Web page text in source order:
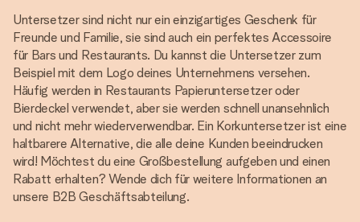
Untersetzer sind nicht nur ein einzigartiges Geschenk für
Freunde und Familie, sie sind auch ein perfektes Accessoire
für Bars und Restaurants. Du kannst die Untersetzer zum
Beispiel mit dem Logo deines Unternehmens versehen.
Häufig werden in Restaurants Papieruntersetzer oder
Bierdeckel verwendet, aber sie werden schnell unansehnlich
und nicht mehr wiederverwendbar. Ein Korkuntersetzer ist eine
haltbarere Alternative, die alle deine Kunden beeindrucken
wird! Möchtest du eine Großbestellung aufgeben und einen
Rabatt erhalten? Wende dich für weitere Informationen an
unsere B2B Geschäftsabteilung.